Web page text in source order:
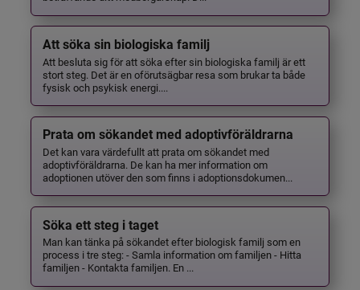
Att söka sin biologiska familj
Att besluta sig för att söka efter sin biologiska familj är ett
stort steg. Det är en oförutsägbar resa som brukar ta både
fysisk och psykisk energi....
Prata om sökandet med adoptivföräldrarna
Det kan vara värdefullt att prata om sökandet med
adoptivföräldrarna. De kan ha mer information om
adoptionen utöver den som finns i adoptionsdokumen...
Söka ett steg i taget
Man kan tänka på sökandet efter biologisk familj som en
process i tre steg: - Samla information om familjen - Hitta
familjen - Kontakta familjen. En ...